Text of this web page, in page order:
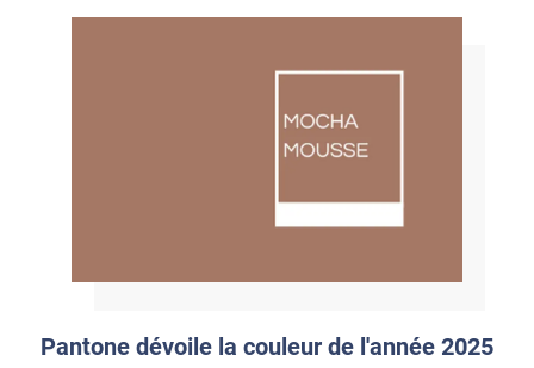
Pantone dévoile la couleur de l'année 2025